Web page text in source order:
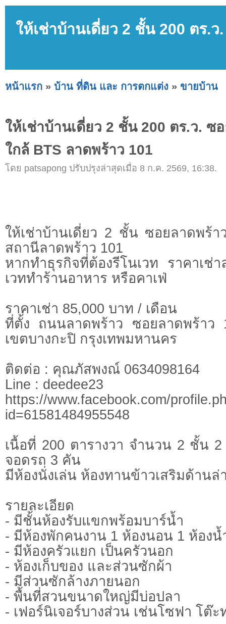
ให้เช่าบ้านเดี่ยว 2 ชั้น 200 ตร.
หน้าแรก » บ้าน ที่ดิน และ การตกแต่ง » ขายบ้าน
ให้เช่าบ้านเดี่ยว 2 ชั้น 200 ตร.ว. ซ
ใกล้ BTS ลาดพร้าว 101
โดย patsapong ปรับปรุงล่าสุดเมื่อ 8 ก.ค. 2569, 16:38.
ให้เช่าบ้านเดี่ยว 2 ชั้น ซอยลาดพร้า
สถานีลาดพร้าว 101
หากทำธุรกิจที่ต้องรีโนเวท ราคาเช่
เวททำร้านอาหาร หรือคาเฟ่
ราคาเช่า 85,000 บาท / เดือน
ที่ตั้ง ถนนลาดพร้าว ซอยลาดพร้าว
เขตบางกะปิ กรุงเทพมหานคร
ติดต่อ : คุณภัสพงณ์ 0634098164
Line : deedee23
https://www.facebook.com/
id=61581484955548
เนื้อที่ 200 ตารางวา จำนวน 2 ชั้น
จอดรถ 3 คัน
มีห้องนั่งเล่น ห้องทานข้าวเสริมด้านล่
รายละเอียด
- มีชั้นห้องรับแขกพร้อมบาร์น้ำ
- มีห้องพักคนงาน 1 ห้องนอน 1 ห้องน้
- มีห้องครัวแยก เป็นครัวนอก
- ห้องเก็บของ และส่วนซักผ้า
- มีส่วนซักล้างภายนอก
- พื้นที่สวนขนาดใหญ่มีบ่อปลา
- เฟอร์นิเจอร์บางส่วน เช่นโซฟา โต๊